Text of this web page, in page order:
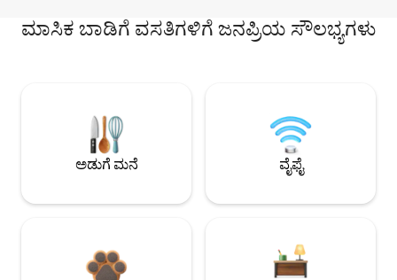
ಮಾಸಿಕ ಬಾಡಿಗೆ ವಸತಿಗಳಿಗೆ ಜನಪ್ರಿಯ ಸೌಲಭ್ಯಗಳು
ಅಡುಗೆ ಮನೆ ವೈಫೈ